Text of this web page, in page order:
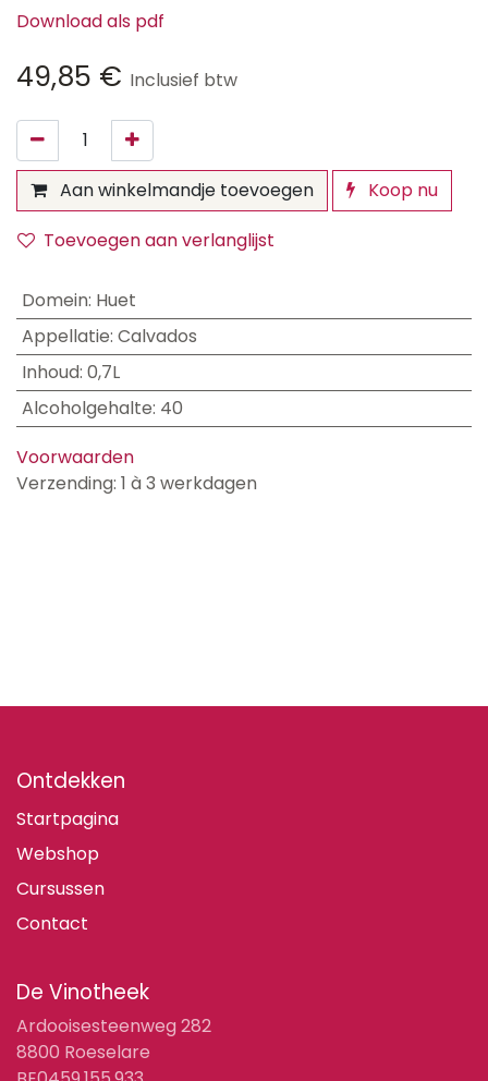
Download als pdf
49,85 € Inclusief btw
Aan winkelmandje toevoegen
Koop nu
Toevoegen aan verlanglijst
Domein: Huet
Appellatie: Calvados
Inhoud: 0,7L
Alcoholgehalte: 40
Voorwaarden
Verzending: 1 à 3 werkdagen
Ontdekken
Startpagina
Webshop
Cursussen
Contact
De Vinotheek
Ardooisesteenweg 282
8800 Roeselare